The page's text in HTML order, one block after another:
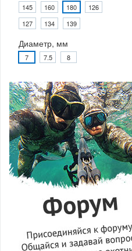
145 160 180
126
127
134 139
Диаметр, мм
7 7.5 8